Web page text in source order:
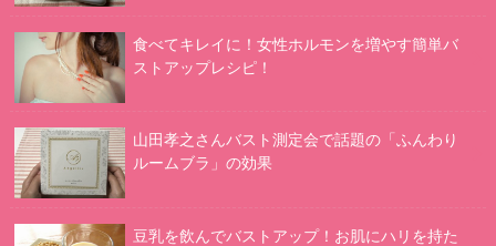
食べてキレイに！女性ホルモンを増やす簡単バ
ストアップレシピ！
山田孝之さんバスト測定会で話題の「ふんわり
ルームブラ」の効果
豆乳を飲んでバストアップ！お肌にハリを持た